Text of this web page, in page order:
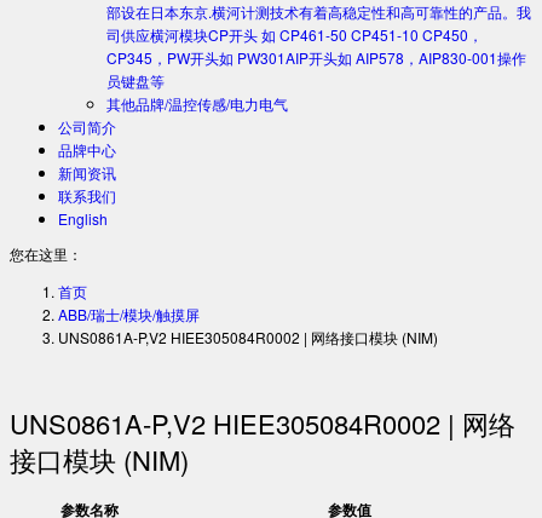
部设在日本东京.横河计测技术有着高稳定性和高可靠性的产品。我
司供应横河模块CP开头 如 CP461-50 CP451-10 CP450，
CP345，PW开头如 PW301AIP开头如 AIP578，AIP830-001操作
员键盘等
其他品牌/温控传感/电力电气
公司简介
品牌中心
新闻资讯
联系我们
English
您在这里：
首页
ABB/瑞士/模块/触摸屏
UNS0861A-P,V2 HIEE305084R0002 | 网络接口模块 (NIM)
UNS0861A-P,V2 HIEE305084R0002 | 网络
接口模块 (NIM)
参数名称
参数值